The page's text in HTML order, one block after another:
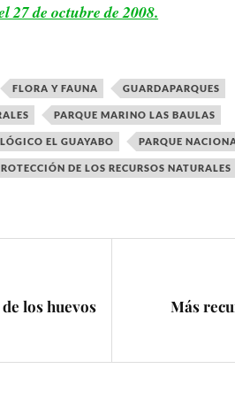
27 de octubre de 2008.
FLORA Y FAUNA GUARDAPARQUES
PARQUE MARINO LAS BAULAS
EL GUAYABO PARQUE
DE LOS RECURSOS NATURALES
los huevos
Más